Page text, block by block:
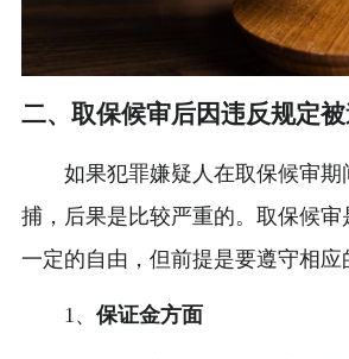
二、取保候审后因违反规定
如果犯罪嫌疑人在取保候审期
捕，后果是比较严重的。取保候审
一定的自由，但前提是要遵守相应
1、 保证金方面